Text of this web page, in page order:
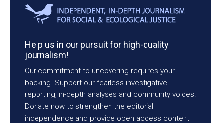
Help us in our pursuit for high-quality
journalism!
Our commitment to uncovering requires your
backing. Support our fearless investigative
reporting, in-depth analyses and community voices.
Donate now to strengthen the editorial
independence and provide open access content